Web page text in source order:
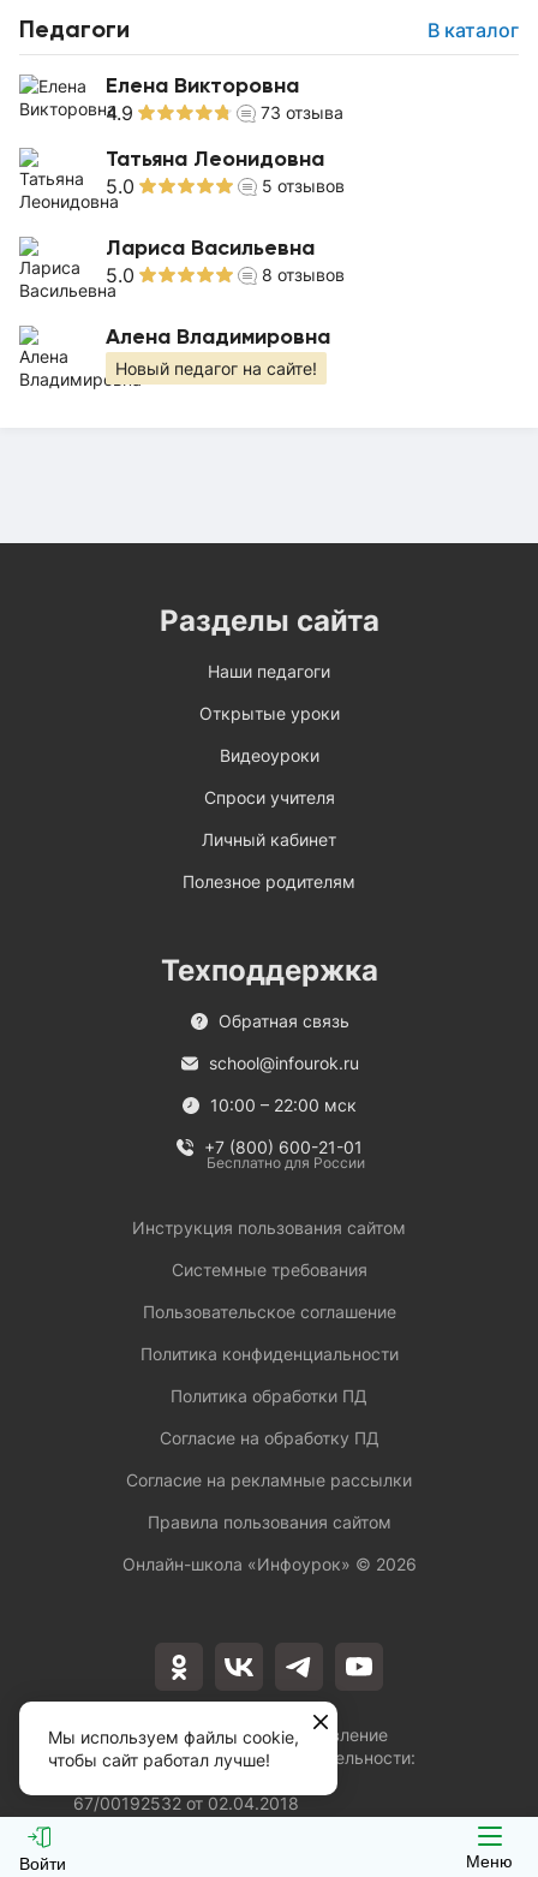
Войти Меню
Педагоги В каталог
Елена Викторовна
4.9 73 отзыва
Татьяна Леонидовна
5.0 5 отзывов
Лариса Васильевна
5.0 8 отзывов
Алена Владимировна
Новый педагог на сайте!
Лицензия на осуществление
образовательной деятельности:
67/00192532 от 02.04.2018
Разделы сайта
Наши педагоги
Открытые уроки
Видеоуроки
Спроси учителя
Личный кабинет
Полезное родителям
Техподдержка
Обратная связь
school@infourok.ru
10:00 – 22:00 мск
+7 (800) 600-21-01
Бесплатно для России
Инструкция пользования сайтом
Системные требования
Пользовательское соглашение
Политика конфиденциальности
Политика обработки ПД
Согласие на обработку ПД
Согласие на рекламные рассылки
Правила пользования сайтом
Онлайн-школа «Инфоурок» © 2026
Мы используем файлы cookie,
чтобы сайт работал лучше!